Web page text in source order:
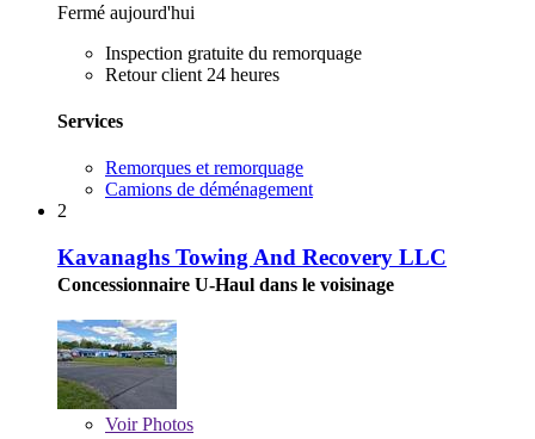
Fermé aujourd'hui
Inspection gratuite du remorquage
Retour client 24 heures
Services
Remorques et remorquage
Camions de déménagement
2
Kavanaghs Towing And Recovery LLC
Concessionnaire U-Haul dans le voisinage
VoirPhotos